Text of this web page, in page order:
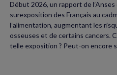
Début 2026, un rapport de
surexposition des Français au
l’alimentation, augmentant les
osseuses et de certains cancers.
telle exposition ? Peut-on encore